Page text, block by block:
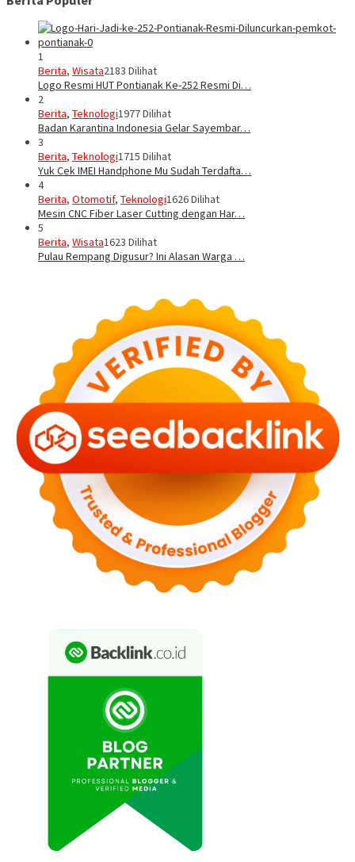
1
Berita, Wisata2183 Dilihat
Logo Resmi HUT Pontianak Ke-252 Resmi Di…
2
Berita, Teknologi1977 Dilihat
Badan Karantina Indonesia Gelar Sayembar…
3
Berita, Teknologi1715 Dilihat
Yuk Cek IMEI Handphone Mu Sudah Terdafta…
4
Berita, Otomotif, Teknologi1626 Dilihat
Mesin CNC Fiber Laser Cutting dengan Har…
5
Berita, Wisata1623 Dilihat
Pulau Rempang Digusur? Ini Alasan Warga …